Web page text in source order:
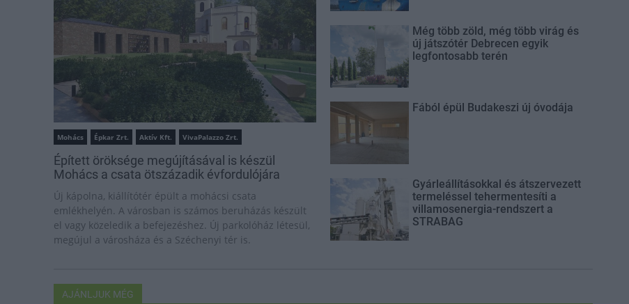
Mohács Épkar Zrt. Aktív Kft. VivaPalazzo Zrt.
Épített öröksége megújításával is készül
Mohács a csata ötszázadik évfordulójára
Új kápolna, kiállítótér épült a mohácsi csata
emlékhelyén. A városban is számos beruházás készült
el vagy közeledik a befejezéshez. Új parkolóház létesül,
megújul a városháza és a Széchenyi tér is.
Még több zöld, még több virág és
új játszótér Debrecen egyik
legfontosabb terén
Fából épül Budakeszi új óvodája
Gyárleállításokkal és átszervezett
termeléssel tehermentesíti a
villamosenergia-rendszert a
STRABAG
AJÁNLJUK MÉG